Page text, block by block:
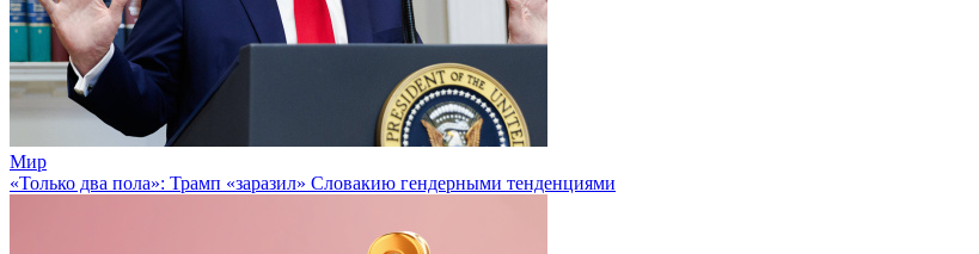
Мир
«Только два пола»: Трамп «заразил» Словакию гендерными тенденциями